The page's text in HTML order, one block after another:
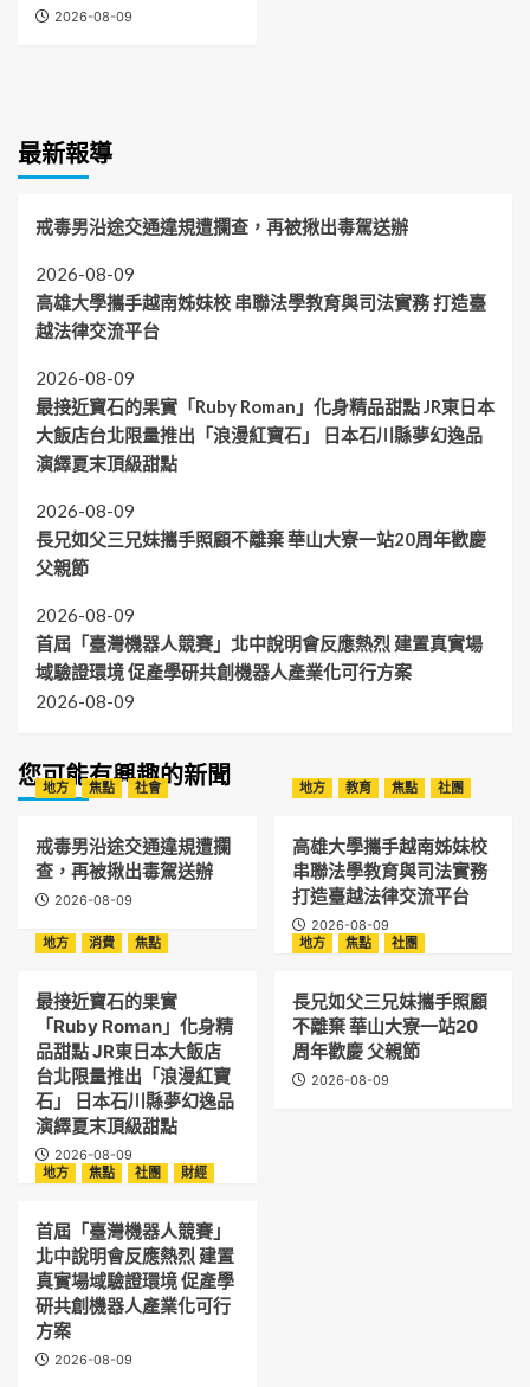
2026-08-09
最新報導
戒毒男沿途交通違規遭攔查，再被揪出毒駕送辦
2026-08-09
高雄大學攜手越南姊妹校 串聯法學教育與司法實務 打造臺
越法律交流平台
2026-08-09
最接近寶石的果實「Ruby Roman」化身精品甜點 JR東日本
大飯店台北限量推出「浪漫紅寶石」 日本石川縣夢幻逸品
演繹夏末頂級甜點
2026-08-09
長兄如父三兄妹攜手照顧不離棄 華山大寮一站20周年歡慶
父親節
2026-08-09
首屆「臺灣機器人競賽」北中說明會反應熱烈 建置真實場
域驗證環境 促產學研共創機器人產業化可行方案
2026-08-09
您可能有興趣的新聞
地方 焦點 社會
戒毒男沿途交通違規遭攔
查，再被揪出毒駕送辦
2026-08-09
地方 教育 焦點 社團
高雄大學攜手越南姊妹校
串聯法學教育與司法實務
打造臺越法律交流平台
2026-08-09
地方
消費 焦點
最接近寶石的果實
「Ruby Roman」化身精
品甜點 JR東日本大飯店
台北限量推出「浪漫紅寶
石」 日本石川縣夢幻逸品
演繹夏末頂級甜點
2026-08-09
地方 焦點 社團
長兄如父三兄妹攜手照顧
不離棄 華山大寮一站20
周年歡慶 父親節
2026-08-09
地方 焦點 社團 財經
首屆「臺灣機器人競賽」
北中說明會反應熱烈 建置
真實場域驗證環境 促產學
研共創機器人產業化可行
方案
2026-08-09